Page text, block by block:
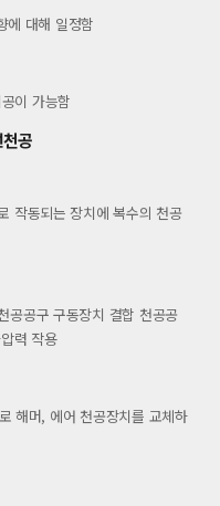
에 대해 일정함
이 가능함
공
작동되는 장치에 복수의 천공
공공구 구동장치 결합 천공공
력 작용
해머, 에어 천공장치를 교체하